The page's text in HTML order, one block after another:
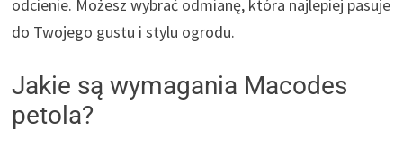
odcienie. Możesz wybrać odmianę, która najlepiej pasuje
do Twojego gustu i stylu ogrodu.
Jakie są wymagania Macodes
petola?